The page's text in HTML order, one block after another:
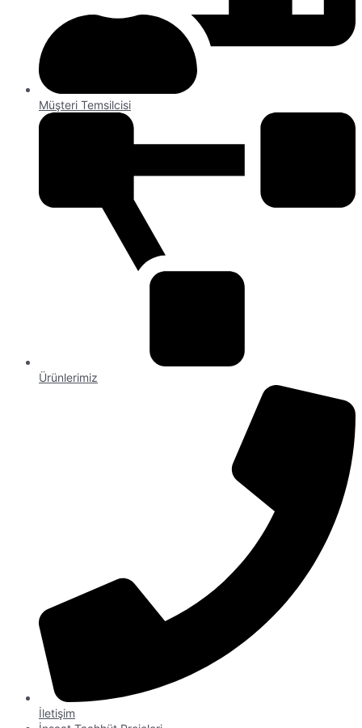
Müşteri Temsilcisi
Ürünlerimiz
İletişim